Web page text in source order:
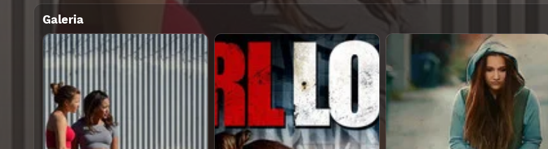
Galeria